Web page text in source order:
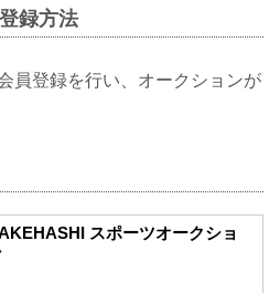
録方法
員登録を行い、オークションが
スポーツオークショ